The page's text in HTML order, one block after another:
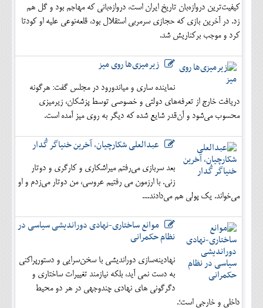
کیفیت‌ترین دروازه‌بان تاریخ ایران است، دروازه‌بانی که مهاجم بود و گل هم
زد. در آخرین بازی که حجازی سرمربی استقلال بود، قلعه‌نوعی علیه او کودتا
کرد و موجب برکناریش شد.
زیرمیزی‌ها روی میز
نماینده ساری و میاندورود در مجلس گفت: هرگونه
دریافت خارج از تعرفه‌های دولتی و خصوصی توسط پزشکان، زیرمیزی
محسوب می‌شود و آن‌قدر شایع شده که دیگر به روی میز آمده است.
عبدالعلی شکارچیان، آخرین خنیاگر گُدار
بعد سربازی می‌رفتم میراشکاری و کارگری و دوتار
زنی. با ارزمون می رفتیم عروسی، من دوتار می‌زدم و او
می‌خواند. یک پولی هم می‌دادند....
موانع ساختاری-نهادی دوراندیشی سیاسی در
نظام حکمرانی
نهادینه‌سازی دوراندیشی با سخن‌سرایی و دستورپراکنی
به دست نمی آید، بلکه نیازمند تغییرات ساختاری و
دگرگونی های نهادی چندوجهی در هر دو محیط
داخلی و خارجی است؛.